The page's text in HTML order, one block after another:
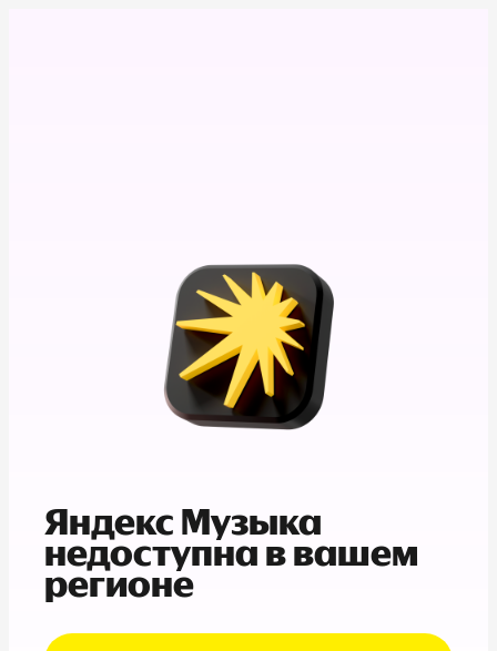
Яндекс Музыка
недоступна в вашем
регионе